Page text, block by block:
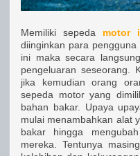
Memiliki sepeda motor
diinginkan para
ini maka secara
pengeluaran seseorang.
jika kemudian orang
sepeda motor yang
bahan bakar. Upaya
mulai menambahkan alat
bakar hingga
mereka. Tentunya